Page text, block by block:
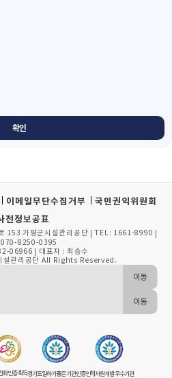
이메일무단수집거부
국민권익위원회
전정보공표
153 가평군시설관리공단 TEL: 1661-8990
070-8250-0395
06966 | 대표자 : 최승수
관리공단 All Rights Reserved.
이동
이동
화인증획득경기도일하기좋은기관인증인적자원개발우수기관